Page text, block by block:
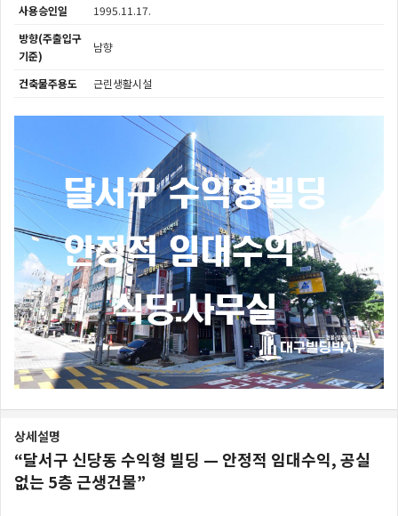
사용승인일
1995.11.17.
방향(주출입구
기준)
남향
건축물주용도 근린생활시설
상세설명
“달서구 신당동 수익형 빌딩 — 안정적 임대수익, 공실
없는 5층 근생건물”